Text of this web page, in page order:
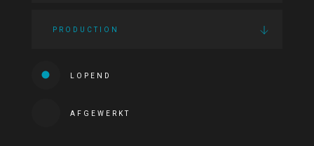
PRODUCTION
LOPEND
AFGEWERKT